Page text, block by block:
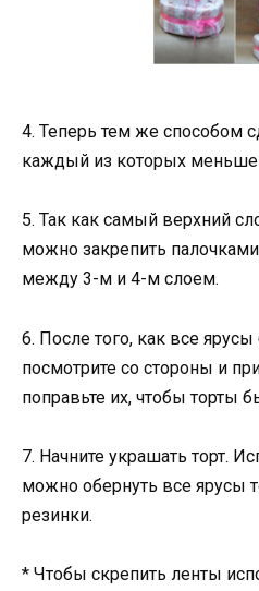
4. Теперь тем же способом
каждый из которых меньше
5. Так как самый верхний
можно закрепить
между 3-м и 4-м слоем.
6. После того, как все ярусы
посмотрите со стороны и
поправьте их, чтобы торты
7. Начните украшать торт.
можно обернуть все ярусы
резинки.
* Чтобы скрепить ленты